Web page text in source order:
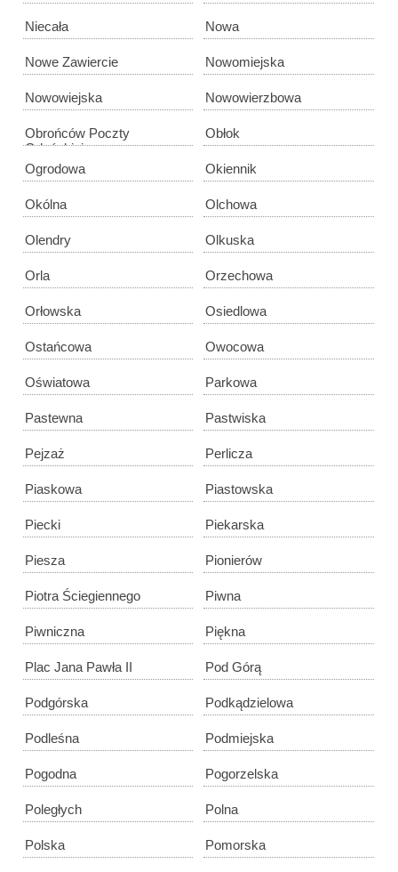
Niecała Nowa
Nowe Zawiercie Nowomiejska
Nowowiejska Nowowierzbowa
Obrońców Poczty
Gdańskiej
Obłok
Ogrodowa Okiennik
Okólna Olchowa
Olendry Olkuska
Orla Orzechowa
Orłowska Osiedlowa
Ostańcowa Owocowa
Oświatowa Parkowa
Pastewna Pastwiska
Pejzaż Perlicza
Piaskowa Piastowska
Piecki Piekarska
Piesza Pionierów
Piotra Ściegiennego Piwna
Piwniczna Piękna
Plac Jana Pawła II Pod Górą
Podgórska Podkądzielowa
Podleśna Podmiejska
Pogodna Pogorzelska
Poległych Polna
Polska Pomorska